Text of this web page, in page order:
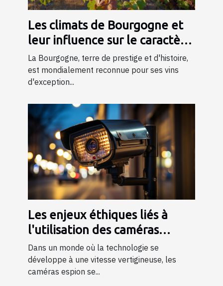
Les climats de Bourgogne et
leur influence sur le caractère
du vin
La Bourgogne, terre de prestige et d'histoire,
est mondialement reconnue pour ses vins
d'exception...
Les enjeux éthiques liés à
l'utilisation des caméras
espion dans la société
Dans un monde où la technologie se
développe à une vitesse vertigineuse, les
caméras espion se...